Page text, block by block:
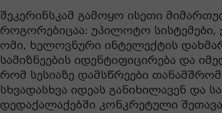
შეკერინსკამ გამოყო ისეთი
როგორებიცაა: უპილოტო
ომი, ხელოვნური ინტელექტის
სამიზნეების იდენტიფიცირება და
რომ სესიაზე დამსწრეები
სხვადასხვა იდეას განიხილავენ და
დედაქალაქებში კონკრეტული